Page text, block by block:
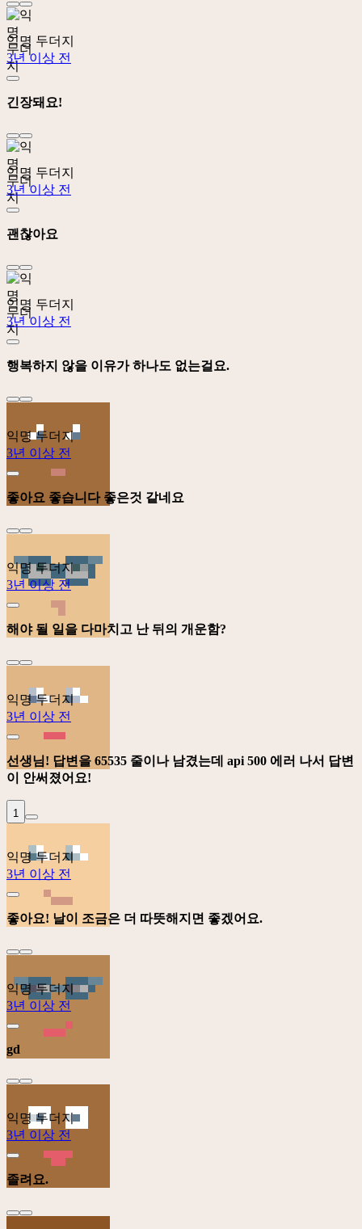
익명 두더지
3년 이상 전
긴장돼요!
익명 두더지
3년 이상 전
괜찮아요
익명 두더지
3년 이상 전
행복하지 않을 이유가 하나도 없는걸요.
익명 두더지
3년 이상 전
좋아요 좋습니다 좋은것 같네요
익명 두더지
3년 이상 전
해야 될 일을 다마치고 난 뒤의 개운함?
익명 두더지
3년 이상 전
선생님! 답변을 65535 줄이나 남겼는데 api 500 에러 나서 답변
이 안써졌어요!
1
익명 두더지
3년 이상 전
좋아요! 날이 조금은 더 따뜻해지면 좋겠어요.
익명 두더지
3년 이상 전
gd
익명 두더지
3년 이상 전
졸려요.